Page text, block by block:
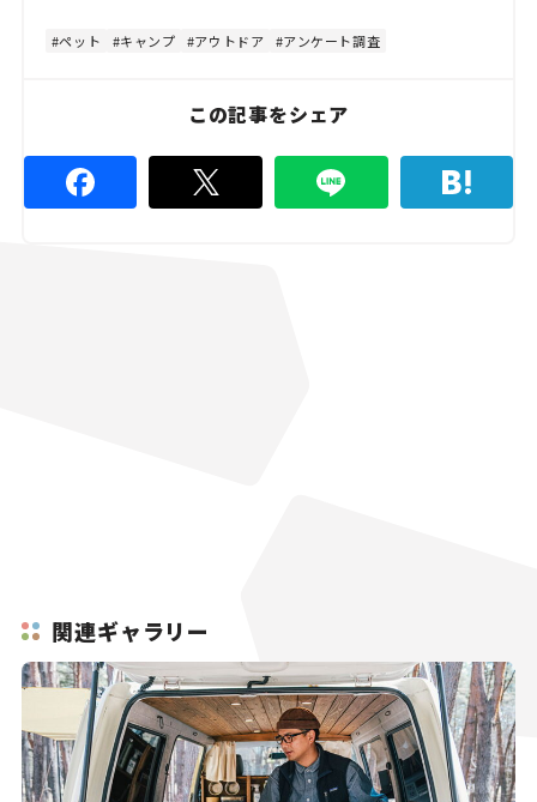
4
%
ペット キャンプ アウトドア アンケート調査
この記事をシェア
関連ギャラリー